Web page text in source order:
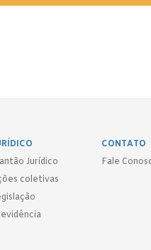
Jurídico
coletivas
CONTATO
Fale